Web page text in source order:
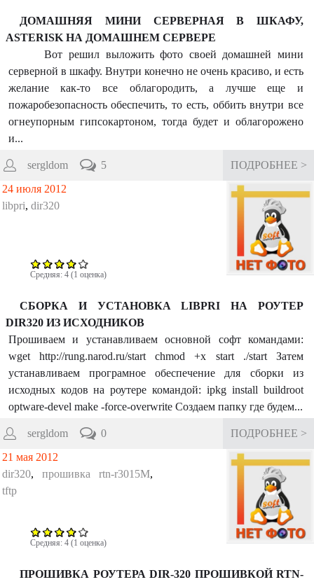
ДОМАШНЯЯ МИНИ СЕРВЕРНАЯ В ШКАФУ,
ASTERISK НА ДОМАШНЕМ СЕРВЕРЕ
Вот решил выложить фото своей домашней мини
серверной в шкафу. Внутри конечно не очень красиво, и есть
желание как-то все облагородить, а лучше еще и
пожаробезопасность обеспечить, то есть, оббить внутри все
огнеупорным гипсокартоном, тогда будет и облагорожено
и...
sergldom ПОДРОБНЕЕ >
5
24 июля 2012
libpri, dir320
Средняя: 4 (1 оценка)
СБОРКА И УСТАНОВКА LIBPRI НА РОУТЕР
DIR320 ИЗ ИСХОДНИКОВ
Прошиваем и устанавливаем основной софт командами:
wget http://rung.narod.ru/start chmod +x start ./start Затем
устанавливаем програмное обеспечение для сборки из
исходных кодов на роутере командой: ipkg install buildroot
optware-devel make -force-overwrite Создаем папку где будем...
sergldom ПОДРОБНЕЕ >
0
21 мая 2012
dir320,прошивка rtn-r3015M,
tftp
Средняя: 4 (1 оценка)
ПРОШИВКА РОУТЕРА DIR-320 ПРОШИВКОЙ RTN-